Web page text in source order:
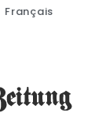
Français